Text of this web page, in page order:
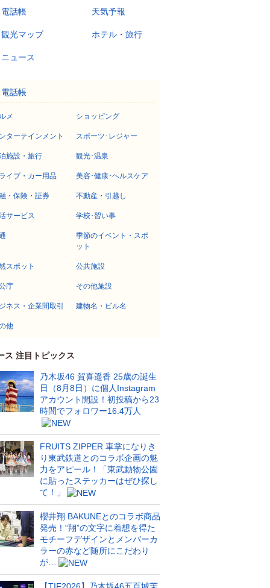
電話帳 天気予報
観光マップ ホテル・旅行
ニュース
電話帳
メ ショッピング
ターテインメント スポーツ･レジャー
施設・旅行 観光･温泉
イブ・カー用品 美容･健康･ヘルスケア
・保険・証券 不動産・引越し
サービス 学校･習い事
季節のイベント・スポ
ット
スポット 公共施設
庁 その他施設
ネス・企業間取引 建物名・ビル名
他
ス 注目トピックス
乃木坂46 賀喜遥香 25歳の誕生
日（8月8日）に個人Instagram
アカウント開設！初投稿から23
時間でフォロワー16.4万人
FRUITS ZIPPER 車掌になりき
り東武鉄道とのコラボ企画の魅
力をアピール！「東武動物公園
に貼ったステッカーはぜひ探し
て！」
櫻井翔 BAKUNEとのコラボ商品
発売！“翔”の文字に着想を得た
モチーフデザインとメンバーカ
ラーの赤など随所にこだわり
が…